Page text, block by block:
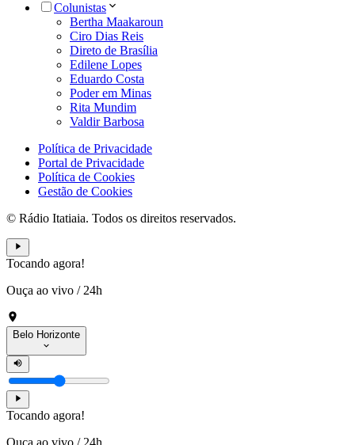
Colunistas
Bertha Maakaroun
Ciro Dias Reis
Direto de Brasília
Edilene Lopes
Eduardo Costa
Poder em Minas
Rita Mundim
Valdir Barbosa
Política de Privacidade
Portal de Privacidade
Política de Cookies
Gestão de Cookies
© Rádio Itatiaia. Todos os direitos reservados.
Tocando agora!
Ouça ao vivo / 24h
Belo Horizonte
Tocando agora!
Ouça ao vivo / 24h